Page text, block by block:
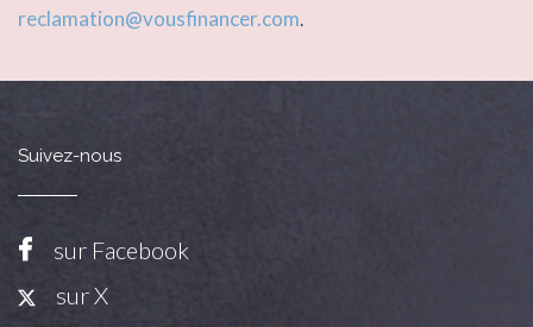
reclamation@vousfinancer.com.
Suivez-nous
sur Facebook
sur X